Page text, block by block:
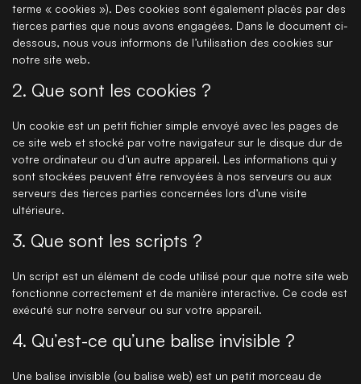
terme « cookies »). Des cookies sont également placés par des
tierces parties que nous avons engagées. Dans le document ci-
dessous, nous vous informons de l’utilisation des cookies sur
notre site web.
2. Que sont les cookies ?
Un cookie est un petit fichier simple envoyé avec les pages de
ce site web et stocké par votre navigateur sur le disque dur de
votre ordinateur ou d’un autre appareil. Les informations qui y
sont stockées peuvent être renvoyées à nos serveurs ou aux
serveurs des tierces parties concernées lors d’une visite
ultérieure.
3. Que sont les scripts ?
Un script est un élément de code utilisé pour que notre site web
fonctionne correctement et de manière interactive. Ce code est
exécuté sur notre serveur ou sur votre appareil.
4. Qu’est-ce qu’une balise invisible ?
Une balise invisible (ou balise web) est un petit morceau de